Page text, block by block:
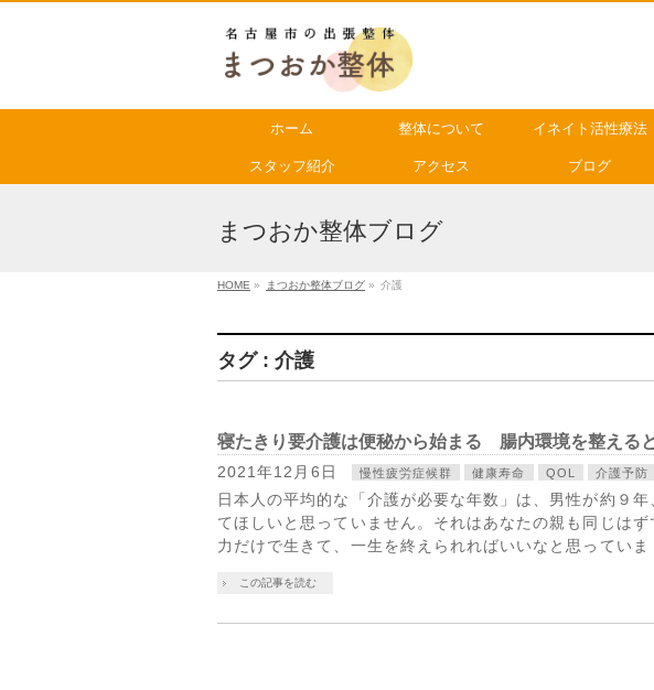
ホーム 整体について イネイト活性療法
スタッフ紹介 アクセス ブログ
まつおか整体ブログ
HOME » まつおか整体ブログ » 介護
タグ : 介護
寝たきり要介護は便秘から始まる 腸内環境を整える
2021年12月6日 慢性疲労症候群 健康寿命 QOL 介護予防
日本人の平均的な「介護が必要な年数」は、男性が約９
てほしいと思っていません。それはあなたの親も同じは
力だけで生きて、一生を終えられればいいなと思っていま
この記事を読む